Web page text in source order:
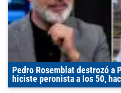
Pedro Rosemblat destrozó a
hiciste peronista a los 50,